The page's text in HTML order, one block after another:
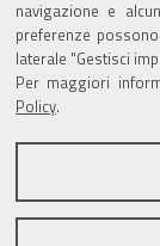
navigazione e
preferenze
laterale "Gestisci
Per maggiori
Policy
Pubblicità
Area